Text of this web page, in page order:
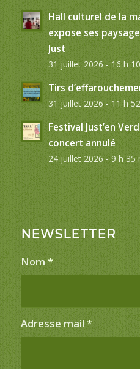
Hall culturel de la
expose ses
Just
31 juillet 2026 - 16 h
Tirs
31 juillet 2026 - 11 h
Festival Just’en
concert annulé
24 juillet 2026 - 9 h 35
NEWSLETTER
Nom *
Adresse mail *